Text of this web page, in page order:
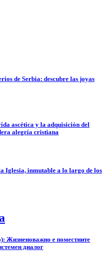
de Serbia: descubre las joyas
ascética y la adquisición del
alegría cristiana
inmutable a lo largo de los
Жизненоважно е поместните
диалог